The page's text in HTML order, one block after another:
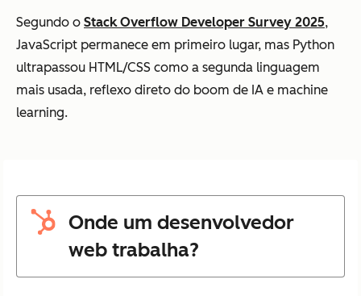
Segundo o Stack Overflow Developer Survey 2025,
JavaScript permanece em primeiro lugar, mas Python
ultrapassou HTML/CSS como a segunda linguagem
mais usada, reflexo direto do boom de IA e machine
learning.
Onde um desenvolvedor
web trabalha?